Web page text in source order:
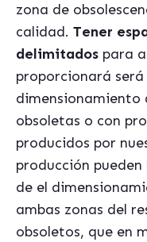
zona de
calidad. Tener
delimitados para
proporcionará
dimensionamiento
obsoletas o con
producidos por
producción
de el
ambas zonas del
obsoletos, que en